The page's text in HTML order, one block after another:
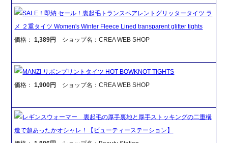
SALE！即納 セール！裏起毛トランスペアレントグリッタータイツ ラ
メ ２重タイツ Women's Winter Fleece Lined transparent glitter tights
価格：1,389円 ショップ名：CREA WEB SHOP
MANZI リボンプリントタイツ HOT BOWKNOT TIGHTS
価格：1,900円 ショップ名：CREA WEB SHOP
レギンスウォーマー 裏起毛の厚手裏地と厚手ストッキングの二重構
造で超あったかオシャレ！【ビューティーステーション】